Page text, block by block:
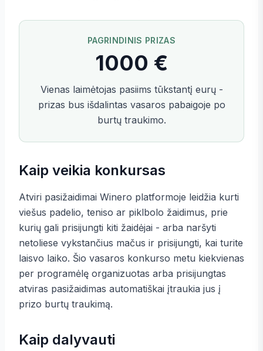
PAGRINDINIS PRIZAS
1000 €
Vienas laimėtojas pasiims tūkstantį eurų -
prizas bus išdalintas vasaros pabaigoje po
burtų traukimo.
Kaip veikia konkursas
Atviri pasižaidimai Winero platformoje leidžia kurti
viešus padelio, teniso ar piklbolo žaidimus, prie
kurių gali prisijungti kiti žaidėjai - arba naršyti
netoliese vykstančius mačus ir prisijungti, kai turite
laisvo laiko. Šio vasaros konkurso metu kiekvienas
per programėlę organizuotas arba prisijungtas
atviras pasižaidimas automatiškai įtraukia jus į
prizo burtų traukimą.
Kaip dalyvauti